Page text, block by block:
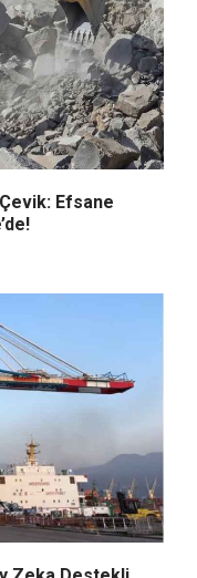
Efsane